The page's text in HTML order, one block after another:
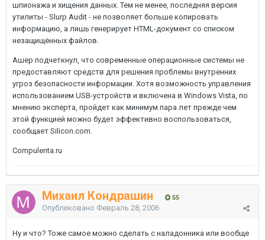
шпионажа и хищения данных. Тем не менее, последняя версия
утилиты - Slurp Audit - не позволяет больше копировать
информацию, а лишь генерирует HTML-документ со списком
незащищённых файлов.
Ашер подчеткнул, что современные операционные системы не
предоставляют средств для решения проблемы внутренних
угроз безопасности информации. Хотя возможность управления
использованием USB-устройств и включена в Windows Vista, по
мнению эксперта, пройдет как минимум пара лет прежде чем
этой функцией можно будет эффективно воспользоваться,
сообщает Silicon.com.
Compulenta.ru
Михаил Кондрашин 55
Опубликовано Февраль 28, 2006
Ну и что? Тоже самое можно сделать с наладонника или вообще